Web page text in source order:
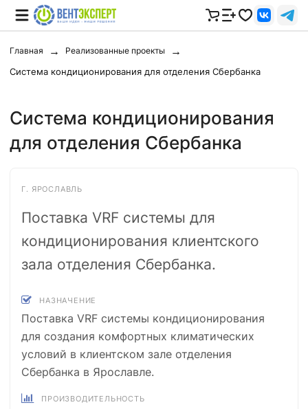
Главная Реализованные проекты
Система кондиционирования для отделения Сбербанка
Система кондиционирования
для отделения Сбербанка
Г. ЯРОСЛАВЛЬ
Поставка VRF системы для
кондиционирования клиентского
зала отделения Сбербанка.
НАЗНАЧЕНИЕ
Поставка VRF системы кондиционирования
для создания комфортных климатических
условий в клиентском зале отделения
Сбербанка в Ярославле.
ПРОИЗВОДИТЕЛЬНОСТЬ